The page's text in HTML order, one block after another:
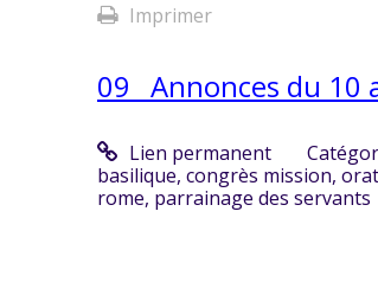
Imprimer
09_ Annonces du
Lien permanent
basilique, congrès mission,
rome, parrainage des servants